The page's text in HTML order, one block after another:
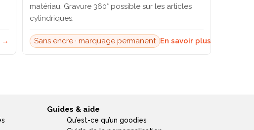
→
matériau. Gravure 360° possible sur les articles
cylindriques.
Sans encre · marquage permanent En savoir plus →
Guides & aide
Qu’est-ce qu’un goodies